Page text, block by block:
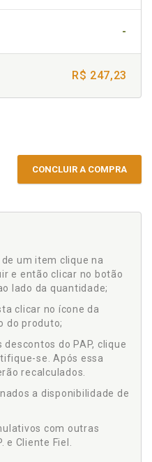
-
R$ 247,23
CONCLUIR A COMPRA
um item clique na
e então clicar no botão
lado da quantidade;
clicar no ícone da
do produto;
do PAP, clique
se. Após essa
recalculados.
a disponibilidade de
com outras
e Cliente Fiel.